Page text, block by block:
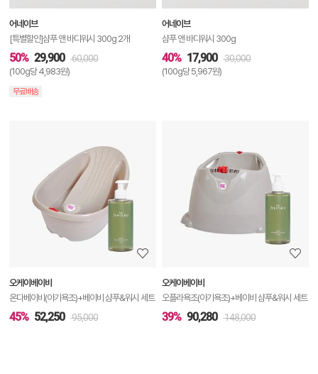
보
기
어네이브
[특별할인]샴푸 앤 바디워시 300g 2개
50% 29,900 60,000
(100g당 4,983원)
무료배송
어네이브
샴푸 앤 바디워시 300g
40% 17,900 30,000
(100g당 5,967원)
기
오케이베이비
온다베이비(아기욕조)+베이비 샴푸&워시 세트
45% 52,250 95,000
오케이베이비
오플라욕조(아기욕조)+베이비 샴푸&워시 세트
39% 90,280 148,000